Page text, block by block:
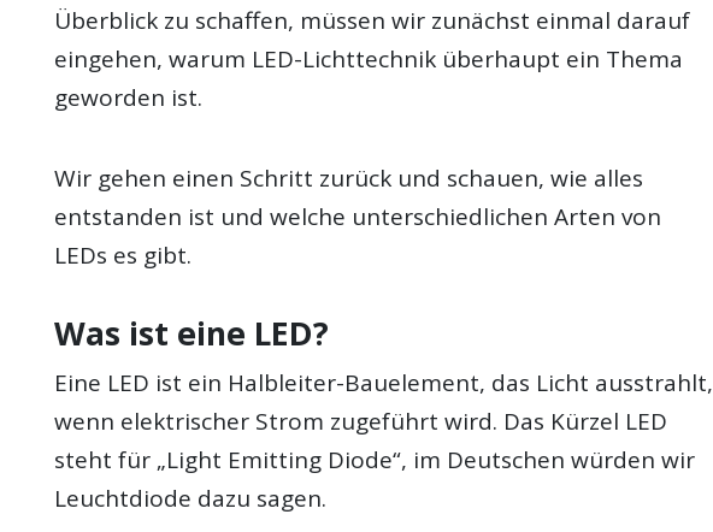
Überblick zu schaffen, müssen wir zunächst einmal darauf
eingehen, warum LED-Lichttechnik überhaupt ein Thema
geworden ist.
Wir gehen einen Schritt zurück und schauen, wie alles
entstanden ist und welche unterschiedlichen Arten von
LEDs es gibt.
Was ist eine LED?
Eine LED ist ein Halbleiter-Bauelement, das Licht ausstrahlt,
wenn elektrischer Strom zugeführt wird. Das Kürzel LED
steht für „Light Emitting Diode“, im Deutschen würden wir
Leuchtdiode dazu sagen.